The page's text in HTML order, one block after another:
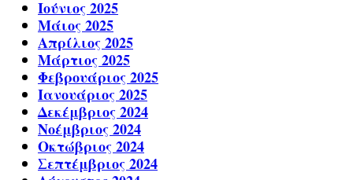
Ιούνιος 2025
Μάιος 2025
Απρίλιος 2025
Μάρτιος 2025
Φεβρουάριος 2025
Ιανουάριος 2025
Δεκέμβριος 2024
Νοέμβριος 2024
Οκτώβριος 2024
Σεπτέμβριος 2024